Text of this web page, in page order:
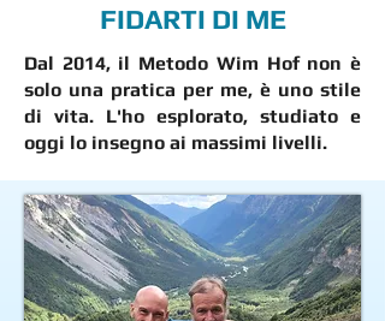
FIDARTI DI ME
Dal 2014, il Metodo Wim Hof non è
solo una pratica per me, è uno stile
di vita. L'ho esplorato, studiato e
oggi lo insegno ai massimi livelli.